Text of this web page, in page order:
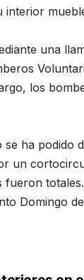
interior
una
los
ha podido
un
fueron
Domingo